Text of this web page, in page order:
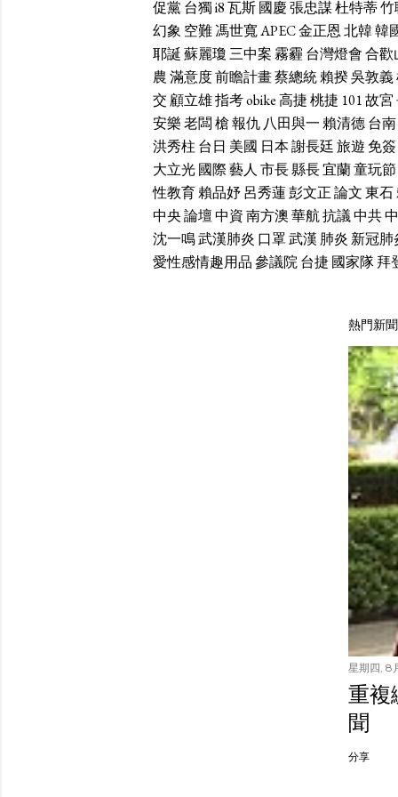
促黨台獨i8瓦斯國慶張忠謀杜特蒂竹
幻象 空難馮世寬APEC金正恩北韓韓
耶誕蘇麗瓊三中案霧霾 台灣燈會合歡
農滿意度前瞻計畫蔡總統賴揆吳敦義
交 顧立雄指考obike高捷桃捷 101故宮
安樂老闆槍報仇 八田與一賴清德台南
洪秀柱 台日 美國 日本謝長廷旅遊 免簽
大立光國際藝人 市長縣長宜蘭童玩節
性教育賴品妤呂秀蓮彭文正論文東石
中央論壇中資南方澳華航抗議中共
沈一鳴武漢肺炎 口罩武漢 肺炎 新冠肺
愛性感情趣用品參議院台捷 國家隊拜
熱門新聞
星期四, 8
重複
聞
分享